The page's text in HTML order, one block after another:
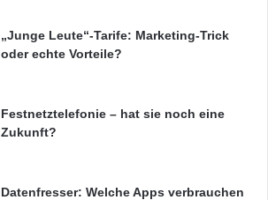
„Junge Leute“-Tarife: Marketing-Trick
oder echte Vorteile?
Festnetztelefonie – hat sie noch eine
Zukunft?
Datenfresser: Welche Apps verbrauchen